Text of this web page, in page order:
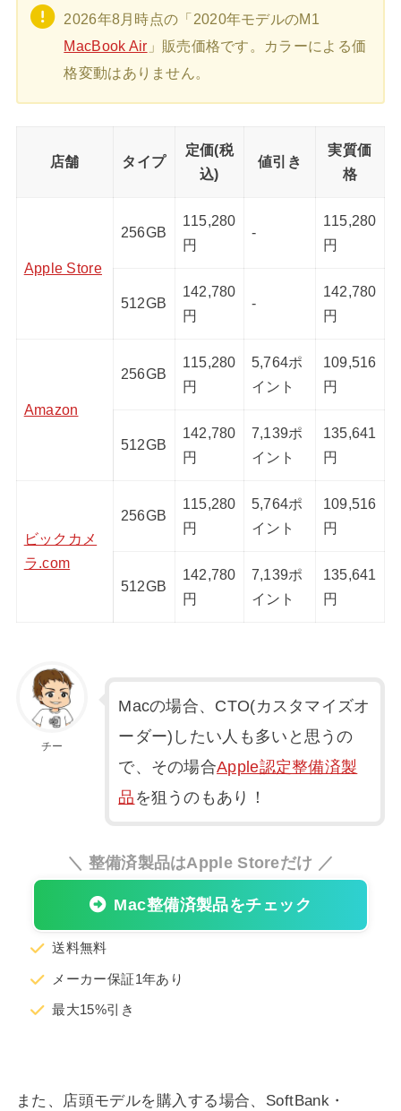
2026年8月時点の「2020年モデルのM1
MacBook Air 」販売価格です。カラーによる価
格変動はありません。
店舗 タイプ
定価(税
込)
値引き
実質価
格
Apple Store
256GB
115,280
円
-
115,280
円
512GB
142,780
円
-
142,780
円
Amazon
256GB
115,280
円
5,764ポ
イント
109,516
円
512GB
142,780
円
7,139ポ
イント
135,641
円
ビックカメ
ラ.com
256GB
115,280
円
5,764ポ
イント
109,516
円
512GB
142,780
円
7,139ポ
イント
135,641
円
チー
Macの場合、CTO(カスタマイズオ
ーダー)したい人も多いと思うの
で、その場合Apple認定整備済製
品 を狙うのもあり！
＼ 整備済製品はApple Storeだけ ／
Mac整備済製品をチェック
送料無料
メーカー保証1年あり
最大15%引き
また、店頭モデルを購入する場合、SoftBank・